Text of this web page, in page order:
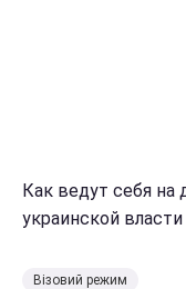
Как ведут себя на
украинской
Візовий режим